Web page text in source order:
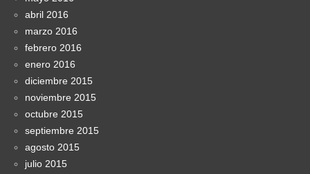
abril 2016
marzo 2016
febrero 2016
enero 2016
diciembre 2015
noviembre 2015
octubre 2015
septiembre 2015
agosto 2015
julio 2015